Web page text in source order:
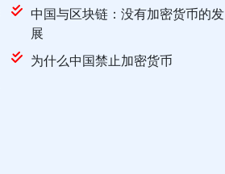
中国与区块链：没有加密货币的发
展
为什么中国禁止加密货币